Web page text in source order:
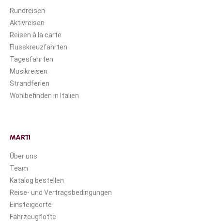
Rundreisen
Aktivreisen
Reisen à la carte
Flusskreuzfahrten
Tagesfahrten
Musikreisen
Strandferien
Wohlbefinden in Italien
MARTI
Über uns
Team
Katalog bestellen
Reise- und Vertragsbedingungen
Einsteigeorte
Fahrzeugflotte